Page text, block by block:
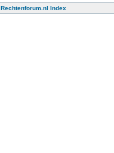
Rechtenforum.nl Index